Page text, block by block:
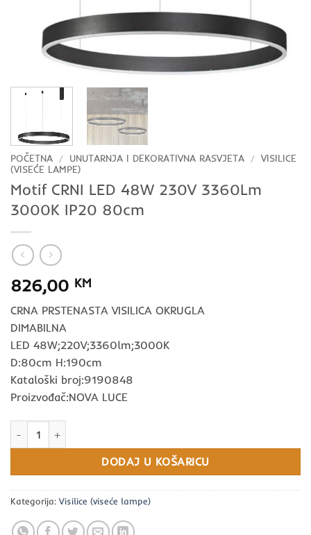
POČETNA / UNUTARNJA I DEKORATIVNA RASVJETA / VISILICE
(VISEĆE LAMPE)
Motif CRNI LED 48W 230V 3360Lm
3000K IP20 80cm
826,00 KM
CRNA PRSTENASTA VISILICA OKRUGLA
DIMABILNA
LED 48W;220V;3360lm;3000K
D:80cm H:190cm
Kataloški broj:9190848
Proizvođač:NOVA LUCE
DODAJ U KOŠARICU
Kategorija: Visilice (viseće lampe)